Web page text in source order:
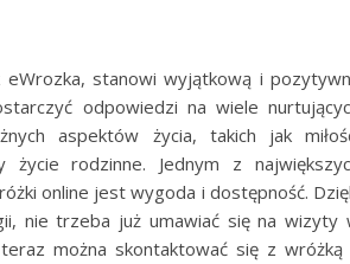
eWrozka, stanowi wyjątkową i
odpowiedzi na wiele
aspektów życia, takich jak
życie rodzinne. Jednym z
online jest wygoda i dostępność.
nie trzeba już umawiać się na wizyty
można skontaktować się z wróżką